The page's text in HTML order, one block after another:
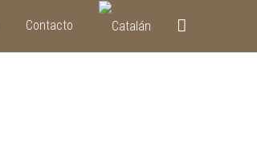
Contacto Buscar